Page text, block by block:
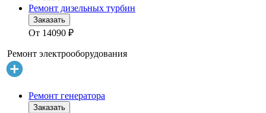
Ремонт дизельных турбин
Заказать
От 14090 ₽
Ремонт электрооборудования
Ремонт генератора
Заказать